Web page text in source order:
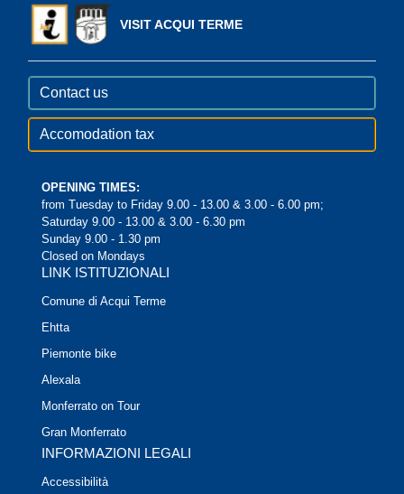
VISIT ACQUI TERME
Contact us
Accomodation tax
OPENING TIMES:
from Tuesday to Friday 9.00 - 13.00 & 3.00 - 6.00 pm;
Saturday 9.00 - 13.00 & 3.00 - 6.30 pm
Sunday 9.00 - 1.30 pm
Closed on Mondays
LINK ISTITUZIONALI
Comune di Acqui Terme
Ehtta
Piemonte bike
Alexala
Monferrato on Tour
Gran Monferrato
INFORMAZIONI LEGALI
Accessibilità